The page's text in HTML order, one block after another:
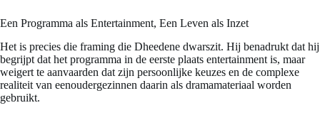
Een Programma als Entertainment, Een Leven als Inzet
Het is precies die framing die Dheedene dwarszit. Hij benadrukt dat hij
begrijpt dat het programma in de eerste plaats entertainment is, maar
weigert te aanvaarden dat zijn persoonlijke keuzes en de complexe
realiteit van eenoudergezinnen daarin als dramamateriaal worden
gebruikt.